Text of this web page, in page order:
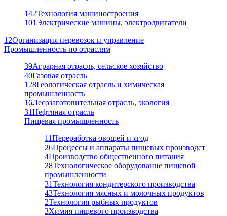
142Технология машиностроения
101Электрические машины, электродвигатели
12Организация перевозок и управление
Промышленность по отраслям
39Аграрная отрасль, сельское хозяйство
40Газовая отрасль
128Геологическая отрасль и химическая
промышленность
16Лесозаготовительная отрасль, экология
31Нефтяная отрасль
Пищевая промышленность
11Переработка овощей и ягод
26Процессы и аппараты пищевых производст
4Производство общественного питания
28Технологическое оборудование пищевой
промышленности
31Технология кондитерского производства
43Технология мясных и молочных продуктов
2Технология рыбных продуктов
3Химия пищевого производства